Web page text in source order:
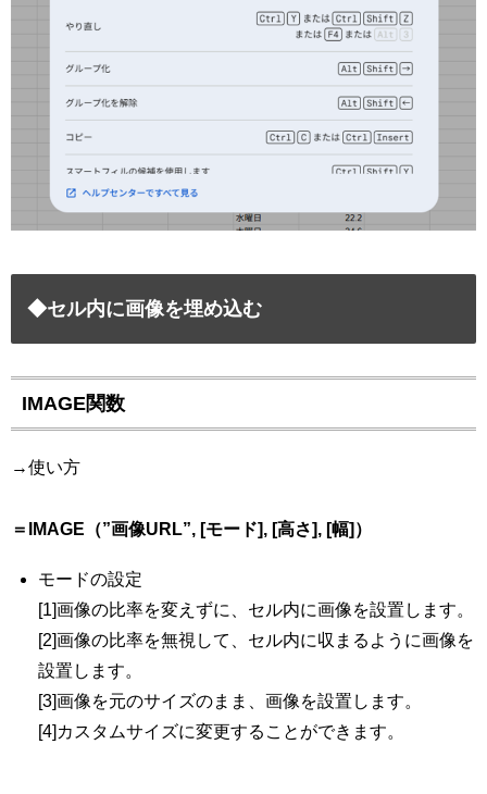
◆セル内に画像を埋め込む
IMAGE関数
→使い方
＝IMAGE（”画像URL”, [モード], [高さ], [幅]）
モードの設定
[1]画像の比率を変えずに、セル内に画像を設置します。
[2]画像の比率を無視して、セル内に収まるように画像を
設置します。
[3]画像を元のサイズのまま、画像を設置します。
[4]カスタムサイズに変更することができます。